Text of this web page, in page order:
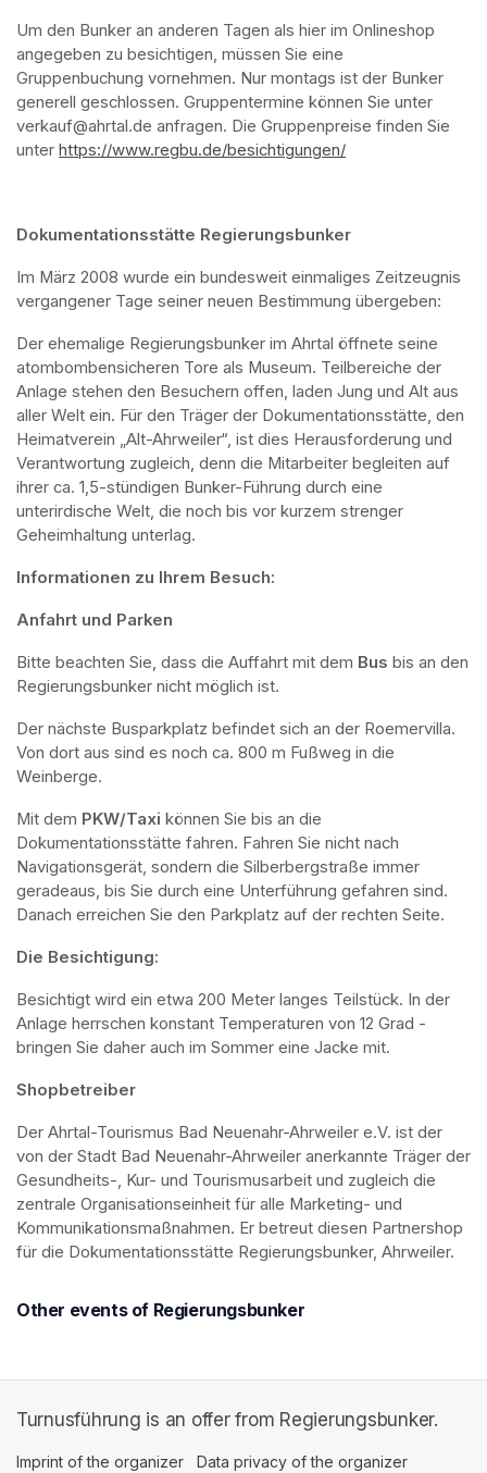
Um den Bunker an anderen Tagen als hier im Onlineshop
angegeben zu besichtigen, müssen Sie eine
Gruppenbuchung vornehmen. Nur montags ist der Bunker
generell geschlossen. Gruppentermine können Sie unter
verkauf@ahrtal.de anfragen. Die Gruppenpreise finden Sie
unter https://www.regbu.de/besichtigungen/
Dokumentationsstätte Regierungsbunker
Im März 2008 wurde ein bundesweit einmaliges Zeitzeugnis
vergangener Tage seiner neuen Bestimmung übergeben:
Der ehemalige Regierungsbunker im Ahrtal öffnete seine
atombombensicheren Tore als Museum. Teilbereiche der
Anlage stehen den Besuchern offen, laden Jung und Alt aus
aller Welt ein. Für den Träger der Dokumentationsstätte, den
Heimatverein „Alt-Ahrweiler“, ist dies Herausforderung und
Verantwortung zugleich, denn die Mitarbeiter begleiten auf
ihrer ca. 1,5-stündigen Bunker-Führung durch eine
unterirdische Welt, die noch bis vor kurzem strenger
Geheimhaltung unterlag.
Informationen zu Ihrem Besuch:
Anfahrt und Parken
Bitte beachten Sie, dass die Auffahrt mit dem Bus bis an den
Regierungsbunker nicht möglich ist.
Der nächste Busparkplatz befindet sich an der Roemervilla.
Von dort aus sind es noch ca. 800 m Fußweg in die
Weinberge.
Mit dem PKW/Taxi können Sie bis an die
Dokumentationsstätte fahren. Fahren Sie nicht nach
Navigationsgerät, sondern die Silberbergstraße immer
geradeaus, bis Sie durch eine Unterführung gefahren sind.
Danach erreichen Sie den Parkplatz auf der rechten Seite.
Die Besichtigung:
Besichtigt wird ein etwa 200 Meter langes Teilstück. In der
Anlage herrschen konstant Temperaturen von 12 Grad -
bringen Sie daher auch im Sommer eine Jacke mit.
Shopbetreiber
Der Ahrtal-Tourismus Bad Neuenahr-Ahrweiler e.V. ist der
von der Stadt Bad Neuenahr-Ahrweiler anerkannte Träger der
Gesundheits-, Kur- und Tourismusarbeit und zugleich die
zentrale Organisationseinheit für alle Marketing- und
Kommunikationsmaßnahmen. Er betreut diesen Partnershop
für die Dokumentationsstätte Regierungsbunker, Ahrweiler.
Other events of Regierungsbunker
Turnusführung is an offer from Regierungsbunker.
Imprint of the organizer (opens in a new tab)
Data privacy of the organizer